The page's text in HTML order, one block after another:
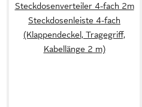
Steckdosenverteiler 4-fach 2m
Steckdosenleiste 4-fach
(Klappendeckel, Tragegriff,
Kabellänge 2 m)